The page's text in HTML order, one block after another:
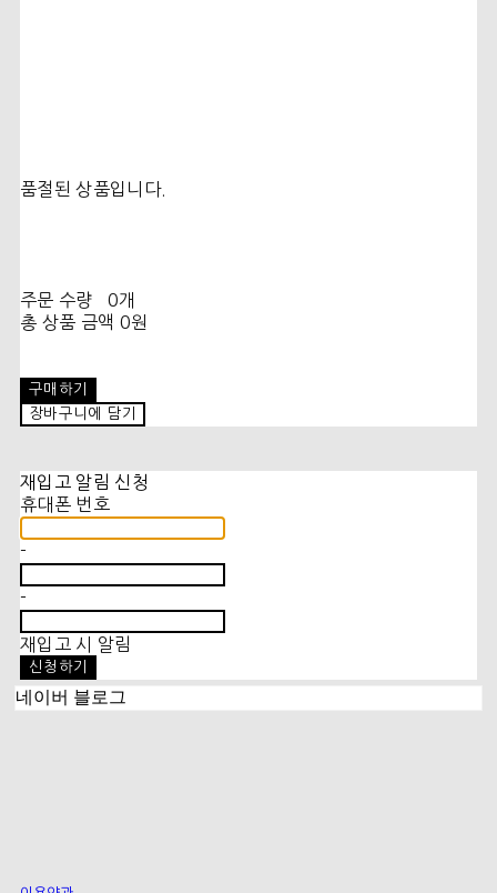
품절된 상품입니다.
주문 수량
0개
총 상품 금액 0원
구매하기
장바구니에 담기
재입고 알림 신청
휴대폰 번호
-
-
재입고 시 알림
신청하기
네이버 블로그